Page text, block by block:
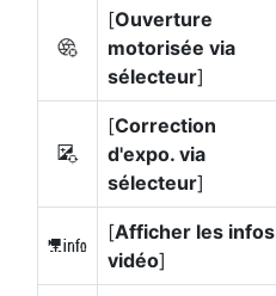
8
[Ouverture
motorisée via
sélecteur]
9
[Correction
d'expo. via
sélecteur]
l
[Afficher les infos
vidéo]